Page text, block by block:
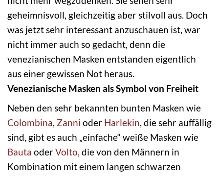
geheimnisvoll, gleichzeitig aber stilvoll aus. Doch
was jetzt sehr interessant anzuschauen ist, war
nicht immer auch so gedacht, denn die
venezianischen Masken entstanden eigentlich
aus einer gewissen Not heraus.
Venezianische Masken als Symbol von Freiheit
Neben den sehr bekannten bunten Masken wie
Colombina, Zanni oder Harlekin, die sehr auffällig
sind, gibt es auch „einfache“ weiße Masken wie
Bauta oderVolto, die von den Männern in
Kombination mit einem langen schwarzen